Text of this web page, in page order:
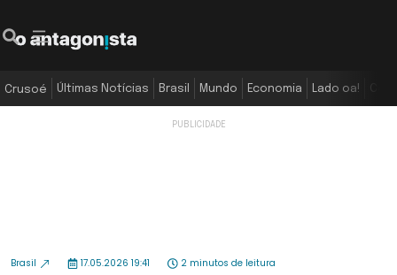
Crusoé Últimas Notícias Brasil Mundo Economia Lado oa!
Brasil 17.05.2026 19:41 2 minutos de leitura